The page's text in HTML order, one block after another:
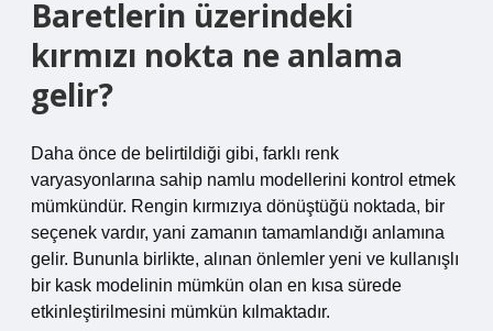
Baretlerin üzerindeki
kırmızı nokta ne anlama
gelir?
Daha önce de belirtildiği gibi, farklı renk
varyasyonlarına sahip namlu modellerini kontrol etmek
mümkündür. Rengin kırmızıya dönüştüğü noktada, bir
seçenek vardır, yani zamanın tamamlandığı anlamına
gelir. Bununla birlikte, alınan önlemler yeni ve kullanışlı
bir kask modelinin mümkün olan en kısa sürede
etkinleştirilmesini mümkün kılmaktadır.